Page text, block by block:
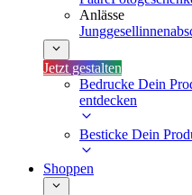
Anlässe
Jetzt gestalten
Bedrucke Dein
entdecken
Besticke Dein
Shoppen